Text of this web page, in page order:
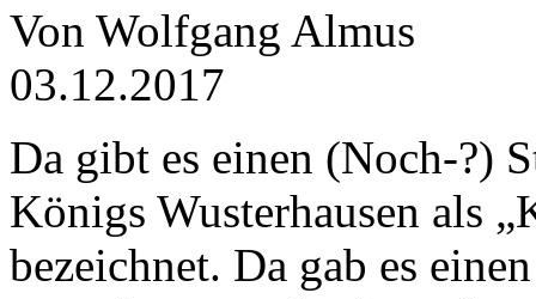
Von Wolfgang Almus
03.12.2017
Da gibt es einen (Noch-?)
Königs Wusterhausen als
bezeichnet. Da gab es